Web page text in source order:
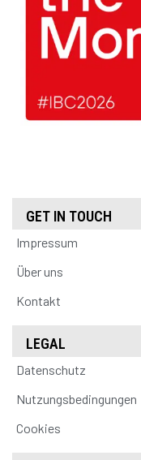
GET IN TOUCH
Impressum
Über uns
Kontakt
LEGAL
Datenschutz
Nutzungsbedingungen
Cookies